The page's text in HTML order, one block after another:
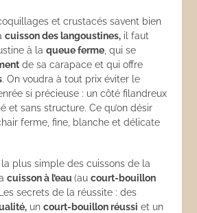
et crustacés savent bien
cuisson des langoustines, il faut
à laqueue ferme , qui se
de sa carapace et qui offre
. On voudra à tout prix éviter le
si précieuse : un côté filandreux
et sans structure. Ce qu’on désir
ferme, fine, blanche et délicate
la plus simple des cuissons de la
cuisson à l’eau(aucourt-bouillon
secrets de la réussite : des
uncourt-bouillon réussi et un